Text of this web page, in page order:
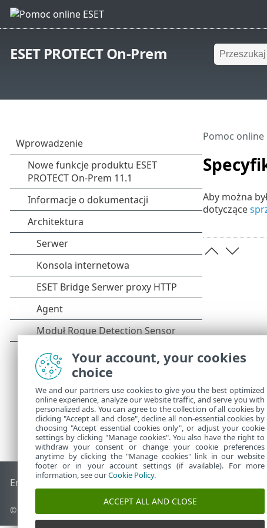
ESET PROTECT On-Prem
Pomoc online
Aby można
dotyczące
End of Life Baza wiedzy ESET Forum ESET
© 1992 - 2026 ESET, spol. s r.o. – Wszelkie prawa zastrzeżone.
Your account, your cookies
choice
We and our partners use cookies to give you the best optimized
online experience, analyze our website traffic, and serve you with
personalized ads. You can agree to the collection of all cookies by
clicking "Accept all and close", decline all non-essential cookies by
choosing "Accept essential cookies only", or adjust your cookie
settings by clicking "Manage cookies". You also have the right to
withdraw your consent or change your cookie preferences
anytime by clicking the "Manage cookies" link in our website
footer or in your account settings (if available). For more
information, see ourCookie Policy.
ACCEPT ALL AND CLOSE